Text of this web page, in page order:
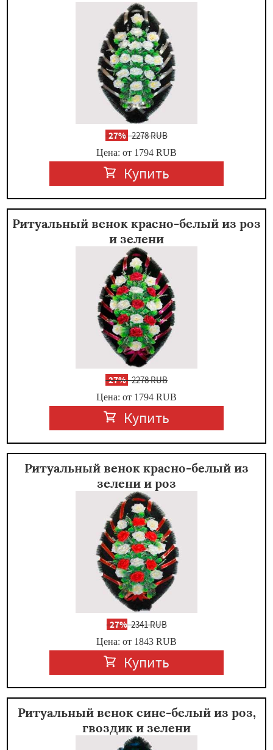
-27%2278 RUB
Цена: от 1794 RUB
Купить
Ритуальный венок красно-белый из роз
и зелени
-27%2278 RUB
Цена: от 1794 RUB
Купить
Ритуальный венок красно-белый из
зелени и роз
-27%2341 RUB
Цена: от 1843 RUB
Купить
Ритуальный венок сине-белый из роз,
гвоздик и зелени